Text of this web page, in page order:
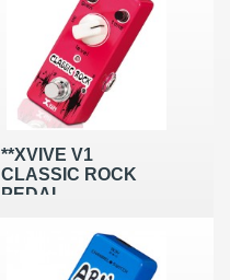
**XVIVE V1
CLASSIC ROCK
PEDAL